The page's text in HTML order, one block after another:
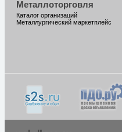
Металлоторговля
Каталог организаций
Металлургический маркетплейс